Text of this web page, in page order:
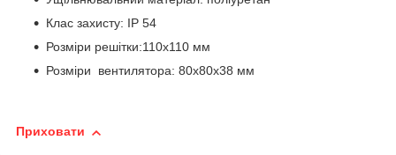
Клас захисту: IP 54
Розміри решітки:110х110 мм
Розміри вентилятора: 80x80x38 мм
Приховати